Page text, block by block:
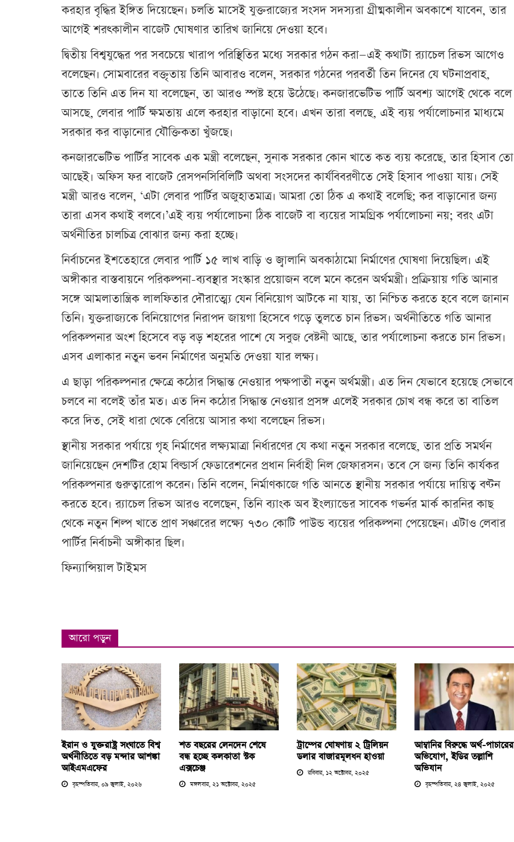
করহার বৃদ্ধির ইঙ্গিত দিয়েছেন। চলতি মাসেই যুক্তরাজ্যের সংসদ সদস্যরা গ্রীষ্মকালীন অবকাশে যাবেন, তার
আগেই শরৎকালীন বাজেট ঘোষণার তারিখ জানিয়ে দেওয়া হবে।
দ্বিতীয় বিশ্বযুদ্ধের পর সবচেয়ে খারাপ পরিস্থিতির মধ্যে সরকার গঠন করা—এই কথাটা র‍্যাচেল রিভস আগেও
বলেছেন। সোমবারের বক্তৃতায় তিনি আবারও বলেন, সরকার গঠনের পরবর্তী তিন দিনের যে ঘটনাপ্রবাহ,
তাতে তিনি এত দিন যা বলেছেন, তা আরও স্পষ্ট হয়ে উঠেছে। কনজারভেটিভ পার্টি অবশ্য আগেই থেকে বলে
আসছে, লেবার পার্টি ক্ষমতায় এলে করহার বাড়ানো হবে। এখন তারা বলছে, এই ব্যয় পর্যালোচনার মাধ্যমে
সরকার কর বাড়ানোর যৌক্তিকতা খুঁজছে।
কনজারভেটিভ পার্টির সাবেক এক মন্ত্রী বলেছেন, সুনাক সরকার কোন খাতে কত ব্যয় করেছে, তার হিসাব তো
আছেই। অফিস ফর বাজেট রেসপনসিবিলিটি অথবা সংসদের কার্যবিবরণীতে সেই হিসাব পাওয়া যায়। সেই
মন্ত্রী আরও বলেন, ‘এটা লেবার পার্টির অজুহাতমাত্র। আমরা তো ঠিক এ কথাই বলেছি; কর বাড়ানোর জন্য
তারা এসব কথাই বলবে।’এই ব্যয় পর্যালোচনা ঠিক বাজেট বা ব্যয়ের সামগ্রিক পর্যালোচনা নয়; বরং এটা
অর্থনীতির চালচিত্র বোঝার জন্য করা হচ্ছে।
নির্বাচনের ইশতেহারে লেবার পার্টি ১৫ লাখ বাড়ি ও জ্বালানি অবকাঠামো নির্মাণের ঘোষণা দিয়েছিল। এই
অঙ্গীকার বাস্তবায়নে পরিকল্পনা-ব্যবস্থার সংস্কার প্রয়োজন বলে মনে করেন অর্থমন্ত্রী। প্রক্রিয়ায় গতি আনার
সঙ্গে আমলাতান্ত্রিক লালফিতার দৌরাত্ম্যে যেন বিনিয়োগ আটকে না যায়, তা নিশ্চিত করতে হবে বলে জানান
তিনি। যুক্তরাজ্যকে বিনিয়োগের নিরাপদ জায়গা হিসেবে গড়ে তুলতে চান রিভস। অর্থনীতিতে গতি আনার
পরিকল্পনার অংশ হিসেবে বড় বড় শহরের পাশে যে সবুজ বেষ্টনী আছে, তার পর্যালোচনা করতে চান রিভস।
এসব এলাকার নতুন ভবন নির্মাণের অনুমতি দেওয়া যার লক্ষ্য।
এ ছাড়া পরিকল্পনার ক্ষেত্রে কঠোর সিদ্ধান্ত নেওয়ার পক্ষপাতী নতুন অর্থমন্ত্রী। এত দিন যেভাবে হয়েছে সেভাবে
চলবে না বলেই তাঁর মত। এত দিন কঠোর সিদ্ধান্ত নেওয়ার প্রসঙ্গ এলেই সরকার চোখ বন্ধ করে তা বাতিল
করে দিত, সেই ধারা থেকে বেরিয়ে আসার কথা বলেছেন রিভস।
স্থানীয় সরকার পর্যায়ে গৃহ নির্মাণের লক্ষ্যমাত্রা নির্ধারণের যে কথা নতুন সরকার বলেছে, তার প্রতি সমর্থন
জানিয়েছেন দেশটির হোম বিল্ডার্স ফেডারেশনের প্রধান নির্বাহী নিল জেফারসন। তবে সে জন্য তিনি কার্যকর
পরিকল্পনার গুরুত্বারোপ করেন। তিনি বলেন, নির্মাণকাজে গতি আনতে স্থানীয় সরকার পর্যায়ে দায়িত্ব বণ্টন
করতে হবে। র‍্যাচেল রিভস আরও বলেছেন, তিনি ব্যাংক অব ইংল্যান্ডের সাবেক গভর্নর মার্ক কারনির কাছ
থেকে নতুন শিল্প খাতে প্রাণ সঞ্চারের লক্ষ্যে ৭৩০ কোটি পাউন্ড ব্যয়ের পরিকল্পনা পেয়েছেন। এটাও লেবার
পার্টির নির্বাচনী অঙ্গীকার ছিল।
ফিন্যান্সিয়াল টাইমস
আরো পড়ুন
ইরান ও যুক্তরাষ্ট্র সংঘাতে বিশ্ব
অর্থনীতিতে বড় মন্দার আশঙ্কা
আইএমএফের
বৃহস্পতিবার, ০৯ জুলাই, ২০২৬
শত বছরের লেনদেন শেষে
বন্ধ হচ্ছে কলকাতা স্টক
এক্সচেঞ্জ
মঙ্গলবার, ২১ অক্টোবর, ২০২৫
ট্রাম্পের ঘোষণায় ২ ট্রিলিয়ন
ডলার বাজারমূলধন হাওয়া
রবিবার, ১২ অক্টোবর, ২০২৫
আম্বানির বিরুদ্ধে অর্থ-পাচারের
অভিযোগ, ইডির তল্লাশি
অভিযান
বৃহস্পতিবার, ২৪ জুলাই, ২০২৫